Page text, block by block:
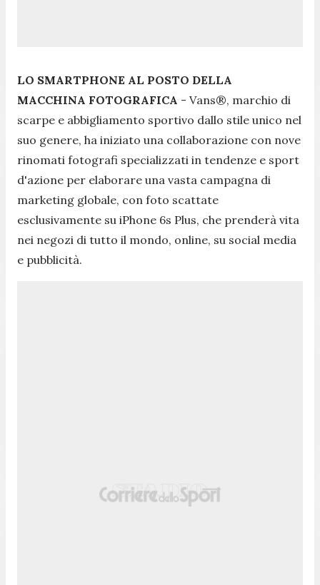
LO SMARTPHONE AL POSTO DELLA
MACCHINA FOTOGRAFICA - Vans®, marchio di
scarpe e abbigliamento sportivo dallo stile unico nel
suo genere, ha iniziato una collaborazione con nove
rinomati fotografi specializzati in tendenze e sport
d'azione per elaborare una vasta campagna di
marketing globale, con foto scattate
esclusivamente su iPhone 6s Plus, che prenderà vita
nei negozi di tutto il mondo, online, su social media
e pubblicità.